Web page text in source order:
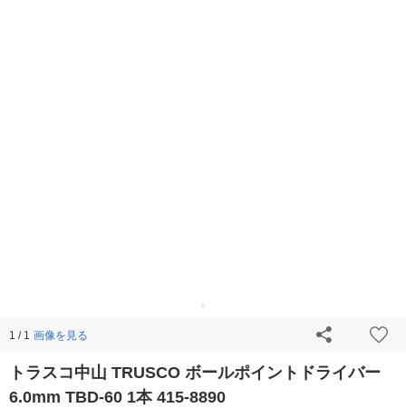
1 / 1 画像を見る
トラスコ中山 TRUSCO ボールポイントドライバー
6.0mm TBD-60 1本 415-8890